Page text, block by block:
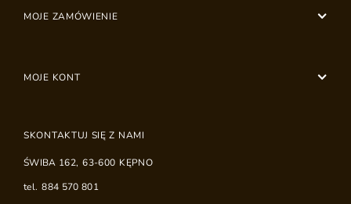
MOJE ZAMÓWIENIE
MOJE KONT
SKONTAKTUJ SIĘ Z NAMI
ŚWIBA 162, 63-600 KĘPNO
tel. 884 570 801